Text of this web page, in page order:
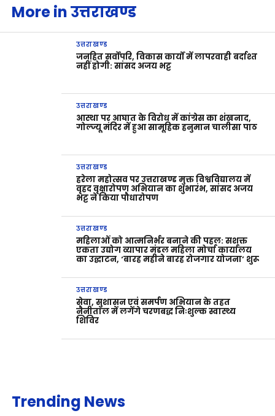
More in उत्तराखण्ड
उत्तराखण्ड
जनहित सर्वोपरि, विकास कार्यों में लापरवाही बर्दाश्त
नहीं होगी: सांसद अजय भट्ट
उत्तराखण्ड
आस्था पर आघात के विरोध में कांग्रेस का शंखनाद,
गोल्ज्यू मंदिर में हुआ सामूहिक हनुमान चालीसा पाठ
उत्तराखण्ड
हरेला महोत्सव पर उत्तराखण्ड मुक्त विश्वविद्यालय में
वृहद वृक्षारोपण अभियान का शुभारंभ, सांसद अजय
भट्ट ने किया पौधारोपण
उत्तराखण्ड
महिलाओं को आत्मनिर्भर बनाने की पहल: सशक्त
एकता उद्योग व्यापार मंडल महिला मोर्चा कार्यालय
का उद्घाटन, ‘बारह महीने बारह रोजगार योजना’ शुरू
उत्तराखण्ड
सेवा, सुशासन एवं समर्पण अभियान के तहत
नैनीताल में लगेंगे चरणबद्ध निःशुल्क स्वास्थ्य
शिविर
Trending News